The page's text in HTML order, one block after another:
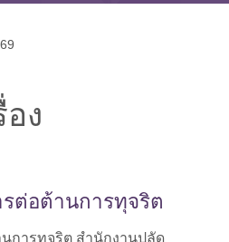
ง
ต่อต้านการทุจริต
การทุจริต สำนักงานปลัด